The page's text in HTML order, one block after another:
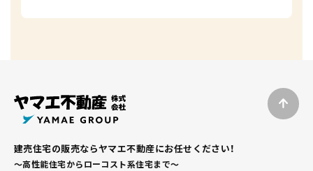
建売住宅の販売ならヤマエ不動産にお任せください！
～高性能住宅からローコスト系住宅まで～